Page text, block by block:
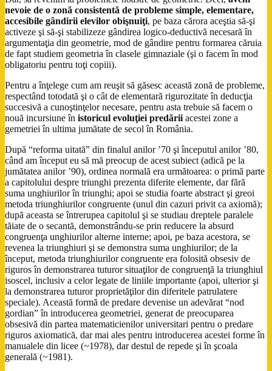
nevoie de o zonă consistentă de probleme simple, elementare,
accesibile gândirii elevilor obişnuiţi, pe baza cărora aceştia să-şi
activeze şi să-şi stabilizeze gândirea logico-deductivă necesară în
argumentaţia din geometrie, mod de gândire pentru formarea căruia
de fapt studiem geometria în clasele gimnaziale (şi o facem în mod
obligatoriu pentru toţi copiii).
Pentru a înţelege cum am reuşit să găsesc această zonă de probleme,
respectând totodată şi o cât de elementară rigurozitate în deducţia
succesivă a cunoştinţelor necesare, pentru asta trebuie să facem o
nouă incursiune în istoricul evoluţiei predării acestei zone a
gemetriei în ultima jumătate de secol în România.
După “reforma uitată” din finalul anilor ’70 şi începutul anilor ’80,
când am început eu să mă preocup de acest subiect (adică pe la
jumătatea anilor ’90), ordinea normală era următoarea: o primă parte
a capitolului despre triunghi prezenta diferite elemente, dar fără
suma unghiurilor în triunghi; apoi se studia foarte abstract şi greoi
metoda triunghiurilor congruente (unul din cazuri privit ca axiomă);
după aceasta se întrerupea capitolul şi se studiau dreptele paralele
tăiate de o secantă, demonstrându-se prin reducere la absurd
congruenţa unghiurilor alterne interne; apoi, pe baza acestora, se
revenea la triunghiuri şi se demonstra suma unghiurilor; de la
început, metoda triunghiurilor congruente era folosită obsesiv de
riguros în demonstrarea tuturor situaţilor de congruenţă la triunghiul
isoscel, inclusiv a celor legate de liniile importante (apoi, ulterior şi
la demonstrarea tuturor proprietăţilor din diferitele patrulatere
speciale). Această formă de predare devenise un adevărat “nod
gordian” în introducerea geometriei, generat de preocuparea
obsesivă din partea matematicienilor universitari pentru o predare
riguros axiomatică, dar mai ales pentru introducerea acestei forme în
manualele din licee (~1978), dar destul de repede şi în şcoala
generală (~1981).